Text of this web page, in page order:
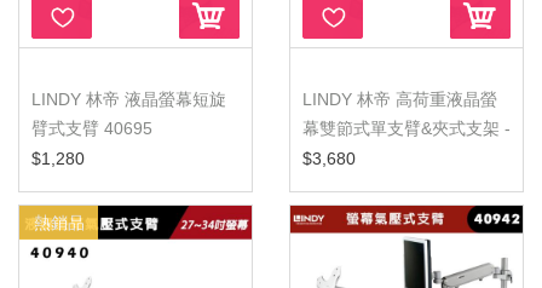
LINDY 林帝 液晶螢幕短旋
臂式支臂 40695
$1,280
LINDY 林帝 高荷重液晶螢
幕雙節式單支臂&夾式支架 -
...
$3,680
熱銷品